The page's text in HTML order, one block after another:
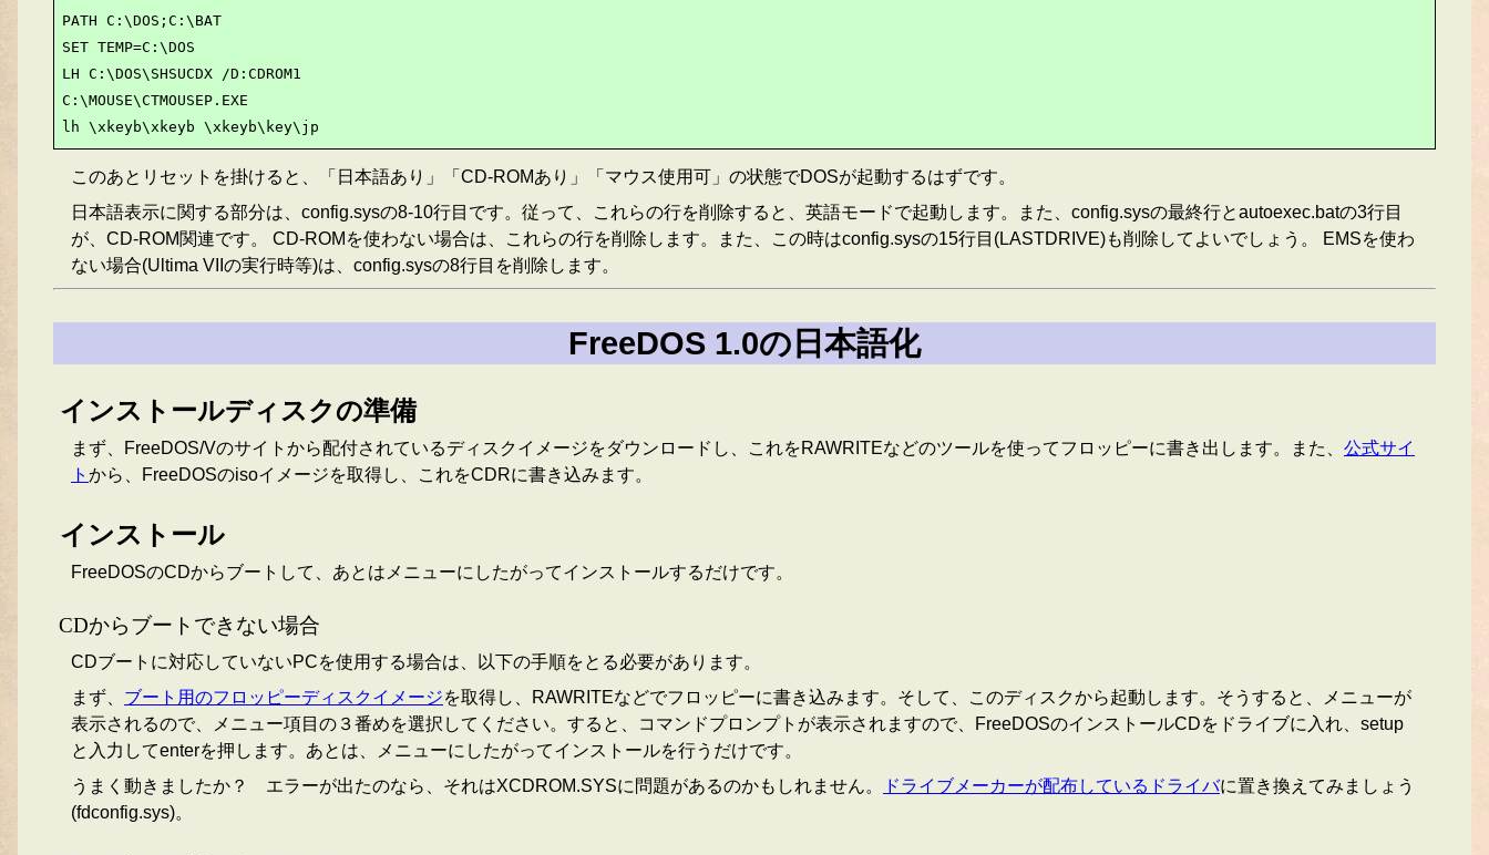
PATH C:\DOS;C:\BAT
SET TEMP=C:\DOS
LH C:\DOS\SHSUCDX /D:CDROM1
C:\MOUSE\CTMOUSEP.EXE
lh \xkeyb\xkeyb \xkeyb\key\jp
このあとリセットを掛けると、「日本語あり」「CD-ROMあり」「マウス使用可」の状態でDOSが起動するはずです。
日本語表示に関する部分は、config.sysの8-10行目です。従って、これらの行を削除すると、英語モードで起動します。また、config.sysの最終行とautoexec.batの3行目
が、CD-ROM関連です。 CD-ROMを使わない場合は、これらの行を削除します。また、この時はconfig.sysの15行目(LASTDRIVE)も削除してよいでしょう。 EMSを使わ
ない場合(Ultima VIIの実行時等)は、config.sysの8行目を削除します。
FreeDOS 1.0の日本語化
インストールディスクの準備
まず、FreeDOS/Vのサイトから配付されているディスクイメージをダウンロードし、これをRAWRITEなどのツールを使ってフロッピーに書き出します。また、 公式サイ
ト から、FreeDOSのisoイメージを取得し、これをCDRに書き込みます。
インストール
FreeDOSのCDからブートして、あとはメニューにしたがってインストールするだけです。
CDからブートできない場合
CDブートに対応していないPCを使用する場合は、以下の手順をとる必要があります。
まず、 ブート用のフロッピーディスクイメージを取得し、RAWRITEなどでフロッピーに書き込みます。そして、このディスクから起動します。そうすると、メニューが
表示されるので、メニュー項目の３番めを選択してください。すると、コマンドプロンプトが表示されますので、FreeDOSのインストールCDをドライブに入れ、setup
と入力してenterを押します。あとは、メニューにしたがってインストールを行うだけです。
うまく動きましたか？ エラーが出たのなら、それはXCDROM.SYSに問題があるのかもしれません。
ドライブメーカーが配布しているドライバに置き換えてみましょう
(fdconfig.sys)。